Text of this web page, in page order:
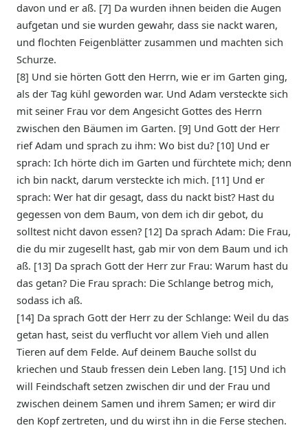
davon und er aß. [7] Da wurden ihnen beiden die Augen
aufgetan und sie wurden gewahr, dass sie nackt waren,
und flochten Feigenblätter zusammen und machten sich
Schurze.
[8] Und sie hörten Gott den Herrn, wie er im Garten ging,
als der Tag kühl geworden war. Und Adam versteckte sich
mit seiner Frau vor dem Angesicht Gottes des Herrn
zwischen den Bäumen im Garten. [9] Und Gott der Herr
rief Adam und sprach zu ihm: Wo bist du? [10] Und er
sprach: Ich hörte dich im Garten und fürchtete mich; denn
ich bin nackt, darum versteckte ich mich. [11] Und er
sprach: Wer hat dir gesagt, dass du nackt bist? Hast du
gegessen von dem Baum, von dem ich dir gebot, du
solltest nicht davon essen? [12] Da sprach Adam: Die Frau,
die du mir zugesellt hast, gab mir von dem Baum und ich
aß. [13] Da sprach Gott der Herr zur Frau: Warum hast du
das getan? Die Frau sprach: Die Schlange betrog mich,
sodass ich aß.
[14] Da sprach Gott der Herr zu der Schlange: Weil du das
getan hast, seist du verflucht vor allem Vieh und allen
Tieren auf dem Felde. Auf deinem Bauche sollst du
kriechen und Staub fressen dein Leben lang. [15] Und ich
will Feindschaft setzen zwischen dir und der Frau und
zwischen deinem Samen und ihrem Samen; er wird dir
den Kopf zertreten, und du wirst ihn in die Ferse stechen.